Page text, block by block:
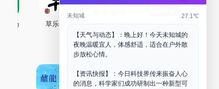
未知城 27.1℃
【天气与动态】：晚上好！今天未知城的
夜晚温暖宜人，体感舒适，适合在户外散
步放松心情。
【资讯快报】：今日科技界传来振奋人心
的消息，科学家们成功研制出一种新型可
药场 草乐村
Maker Space